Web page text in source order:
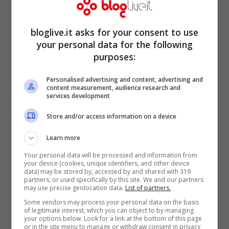
mascherina LG con il purificatore d’aria
I filtri speciali della
mascherina trasparente
bloglive.it asks for your consent to use
your personal data for the following
purposes:
Personalised advertising and content, advertising and
content measurement, audience research and
services development
Store and/or access information on a device
Learn more
Your personal data will be processed and information from
your device (cookies, unique identifiers, and other device
data) may be stored by, accessed by and shared with 319
partners, or used specifically by this site. We and our partners
may use precise geolocation data. List of partners.
Some vendors may process your personal data on the basis
of legitimate interest, which you can object to by managing
your options below. Look for a link at the bottom of this page
or in the site menu to manage or withdraw consent in privacy